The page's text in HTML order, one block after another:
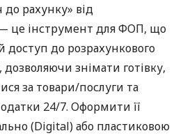
рахунку» від
це інструмент для ФОП, що
доступ до розрахункового
дозволяючи знімати готівку,
за товари/послуги та
24/7. Оформити її
(Digital) або пластиковою